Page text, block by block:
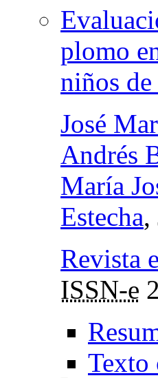
plomo
niños
José
Andrés
María
Estecha,
Revista
ISSN-e
Texto